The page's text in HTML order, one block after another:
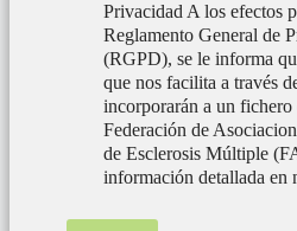
Privacidad A los efectos
Reglamento General de
(RGPD), se le informa
que nos facilita a través
incorporarán a un fichero
Federación de
de Esclerosis Múltiple
información detallada en